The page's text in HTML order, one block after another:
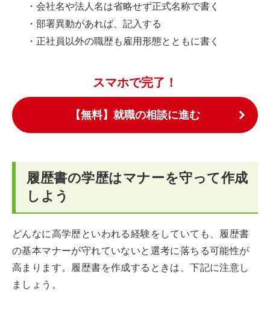
・会社名や法人名は省略せず正式名称で書く
・部署異動があれば、記入する
・正社員以外の職歴も雇用形態とともに書く
スマホで完了！
【無料】就職の相談に進む
履歴書の学歴はマナーを守って作成
しよう
どんなに高学歴といわれる経験をしていても、履歴書
の基本マナーが守れていないと選考に落ちる可能性が
高まります。履歴書を作成するときは、下記に注意し
ましょう。